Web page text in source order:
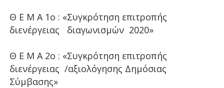
Θ Ε Μ Α 1ο : «Συγκρότηση επιτροπής
διενέργειας διαγωνισμών 2020»
Θ Ε Μ Α 2ο : «Συγκρότηση επιτροπής
διενέργειας /αξιολόγησης Δημόσιας
Σύμβασης»